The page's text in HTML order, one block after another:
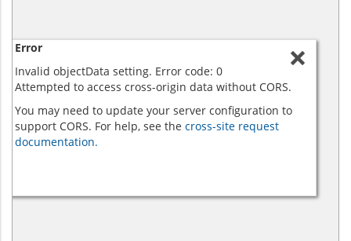
Error
Invalid objectData setting. Error code: 0
Attempted to access cross-origin data without CORS.
You may need to update your server configuration to
support CORS. For help, see the cross-site request
documentation.